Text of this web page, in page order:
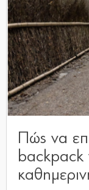
Πώς να
backpack